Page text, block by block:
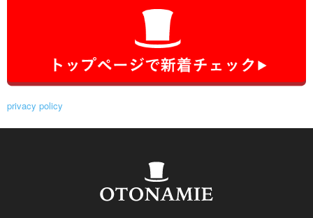
privacy policy